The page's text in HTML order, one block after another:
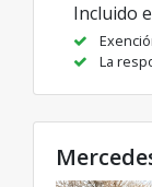
Incluido
La